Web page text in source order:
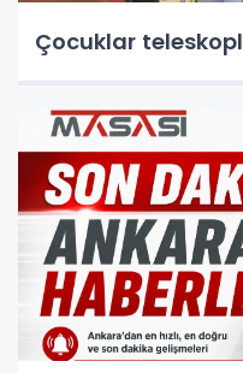
Çocuklar